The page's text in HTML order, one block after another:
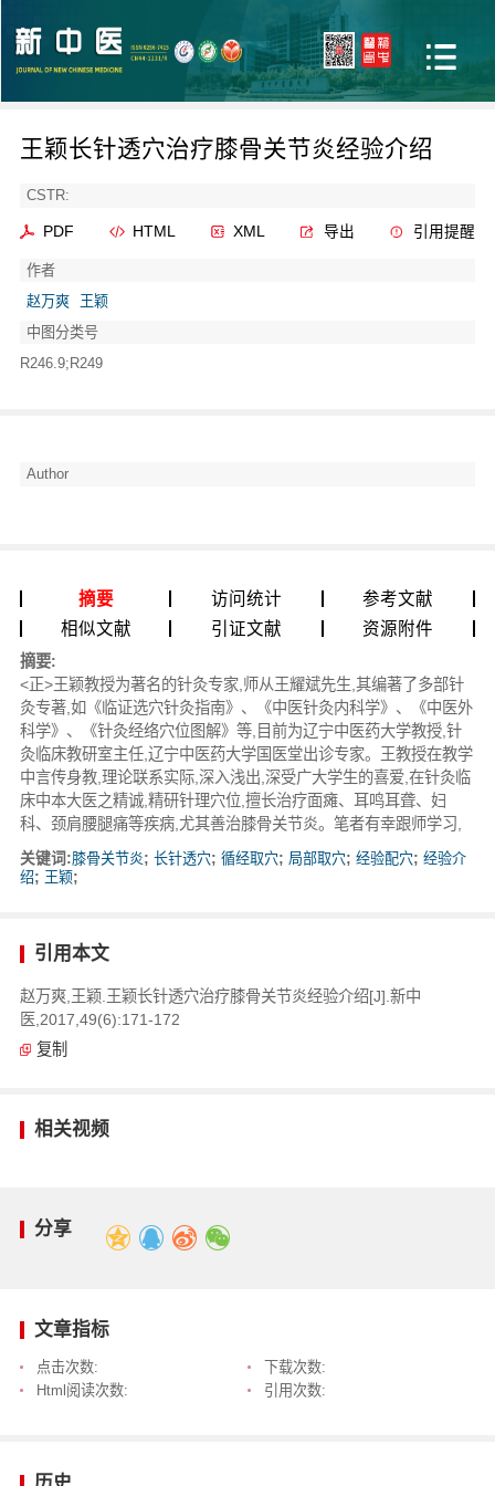
王颖长针透穴治疗膝骨关节炎经验介绍
CSTR:
PDF HTML XML 导出 引用提醒
作者
赵万爽
王颖
中图分类号
R246.9;R249
Author
摘要 访问统计
参考文献
相似文献
引证文献 资源附件
摘要:
<正>王颖教授为著名的针灸专家,师从王耀斌先生,其编著了多部针
灸专著,如《临证选穴针灸指南》、《中医针灸内科学》、《中医外
科学》、《针灸经络穴位图解》等,目前为辽宁中医药大学教授,针
灸临床教研室主任,辽宁中医药大学国医堂出诊专家。王教授在教学
中言传身教,理论联系实际,深入浅出,深受广大学生的喜爱,在针灸临
床中本大医之精诚,精研针理穴位,擅长治疗面瘫、耳鸣耳聋、妇
科、颈肩腰腿痛等疾病,尤其善治膝骨关节炎。笔者有幸跟师学习,
关键词:膝骨关节炎; 长针透穴; 循经取穴; 局部取穴; 经验配穴; 经验介
绍; 王颖;
引用本文
赵万爽,王颖.王颖长针透穴治疗膝骨关节炎经验介绍[J].新中
医,2017,49(6):171-172
复制
相关视频
分享
文章指标
点击次数:
下载次数:
Html阅读次数:
引用次数: